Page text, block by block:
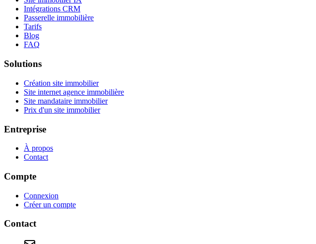
Intégrations CRM
Passerelle immobilière
Tarifs
Blog
FAQ
Solutions
Création site immobilier
Site internet agence immobilière
Site mandataire immobilier
Prix d'un site immobilier
Entreprise
À propos
Contact
Compte
Connexion
Créer un compte
Contact